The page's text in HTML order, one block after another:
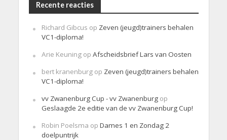
Recente reacties
Richard Gibcus op Zeven (jeugd)trainers behalen
VC1-diploma!
Arie Keuningop Afscheidsbrief Lars van Oosten
bert kranenburgop Zeven (jeugd)trainers behalen
VC1-diploma!
vv Zwanenburg Cup - vv Zwanenburgop
Geslaagde 2e editie van de vv Zwanenburg Cup!
Robin Poelsma op Dames 1 en Zondag 2
doelpuntrijk